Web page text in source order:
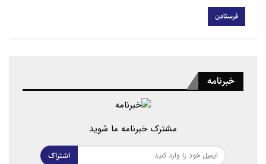
خبرنامه
مشترک خبرنامه ما شوید
اشتراک